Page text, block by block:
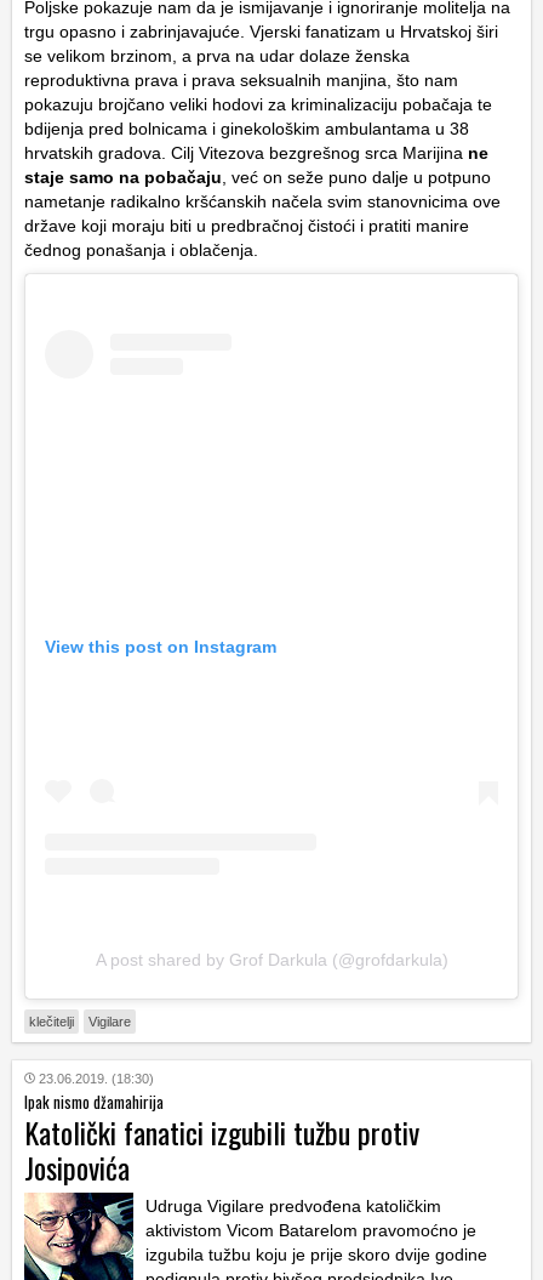
Poljske pokazuje nam da je ismijavanje i ignoriranje molitelja na
trgu opasno i zabrinjavajuće. Vjerski fanatizam u Hrvatskoj širi
se velikom brzinom, a prva na udar dolaze ženska
reproduktivna prava i prava seksualnih manjina, što nam
pokazuju brojčano veliki hodovi za kriminalizaciju pobačaja te
bdijenja pred bolnicama i ginekološkim ambulantama u 38
hrvatskih gradova. Cilj Vitezova bezgrešnog srca Marijina ne
staje samo na pobačaju , već on seže puno dalje u potpuno
nametanje radikalno kršćanskih načela svim stanovnicima ove
države koji moraju biti u predbračnoj čistoći i pratiti manire
čednog ponašanja i oblačenja.
View this post on Instagram
A post shared by Grof Darkula (@grofdarkula)
klečitelji Vigilare
23.06.2019. (18:30)
Ipak nismo džamahirija
Katolički fanatici izgubili tužbu protiv
Josipovića
Udruga Vigilare predvođena katoličkim
aktivistom Vicom Batarelom pravomoćno je
izgubila tužbu koju je prije skoro dvije godine